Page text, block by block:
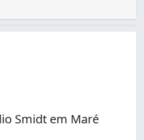
Smidt em Maré